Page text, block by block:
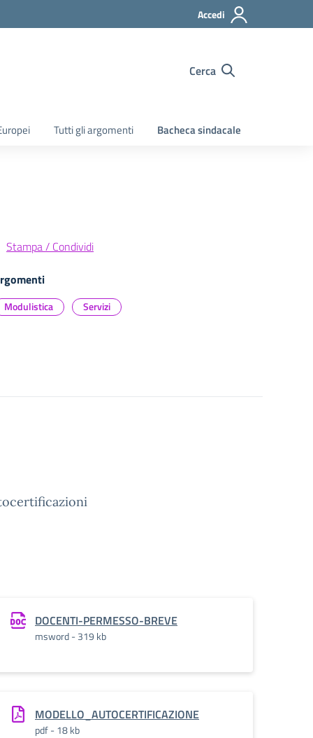
Accedi
Cerca
Tutti gli argomenti Bacheca sindacale
Stampa / Condividi
Modulistica Servizi
DOCENTI-PERMESSO-BREVE
msword - 319 kb
MODELLO_AUTOCERTIFICAZIONE
pdf - 18 kb